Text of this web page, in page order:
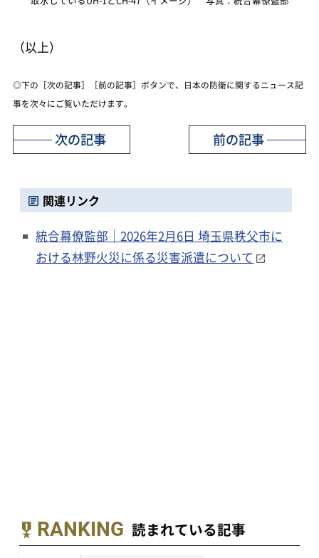
（以上）
◎下の［次の記事］［前の記事］ボタンで、日本の防衛に関するニュース記
事を次々にご覧いただけます。
前の記事
次の記事
関連リンク
統合幕僚監部｜2026年2月6日 埼玉県秩父市に
おける林野火災に係る災害派遣について
RANKING 読まれている記事